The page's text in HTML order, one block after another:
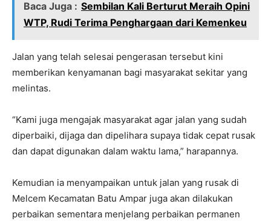
Baca Juga : Sembilan Kali Berturut Meraih Opini
WTP, Rudi Terima Penghargaan dari Kemenkeu
Jalan yang telah selesai pengerasan tersebut kini
memberikan kenyamanan bagi masyarakat sekitar yang
melintas.
“Kami juga mengajak masyarakat agar jalan yang sudah
diperbaiki, dijaga dan dipelihara supaya tidak cepat rusak
dan dapat digunakan dalam waktu lama,” harapannya.
Kemudian ia menyampaikan untuk jalan yang rusak di
Melcem Kecamatan Batu Ampar juga akan dilakukan
perbaikan sementara menjelang perbaikan permanen